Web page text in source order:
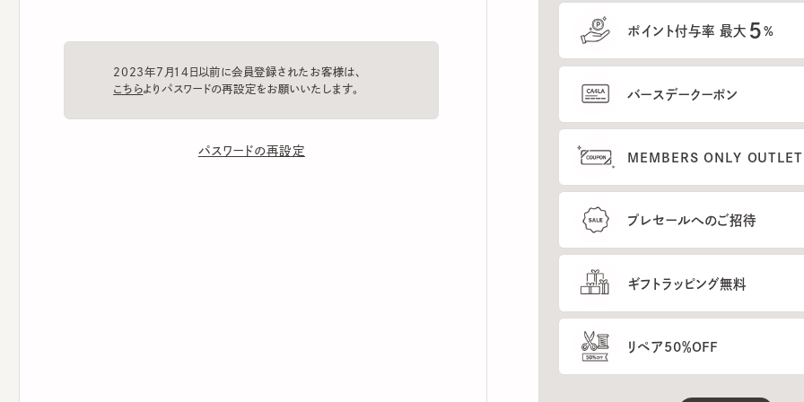
2023年7月14日以前に会員登録されたお客様は、
パスワードの再設定
ポイント付与率 最大 %
バースデークーポン
MEMBERS ONLY OUTLETのご
プレセールへのご招待
ギフトラッピング無料
リペア50％OFF